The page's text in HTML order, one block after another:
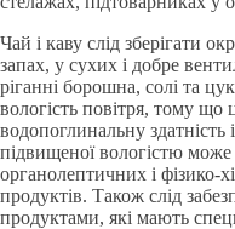
Чай i каву слiд зберiгати
запах, у сухих i добре
piганнi борошна, солi та
вологiсть повiтря, тому що
водопоглинальну
підвищеної во­логiстю
органолептич­них i фiзико-
продуктiв. Також слiд
продуктами, якi мають